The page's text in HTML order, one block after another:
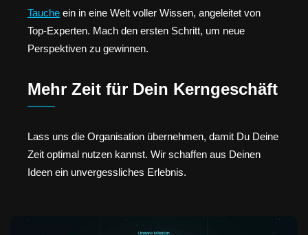
Tauche ein in eine Welt voller Wissen, angeleitet von
Top-Experten. Mach den ersten Schritt, um neue
Perspektiven zu gewinnen.
Mehr Zeit für Dein Kerngeschäft
Lass uns die Organisation übernehmen, damit Du Deine
Zeit optimal nutzen kannst. Wir schaffen aus Deinen
Ideen ein unvergessliches Erlebnis.